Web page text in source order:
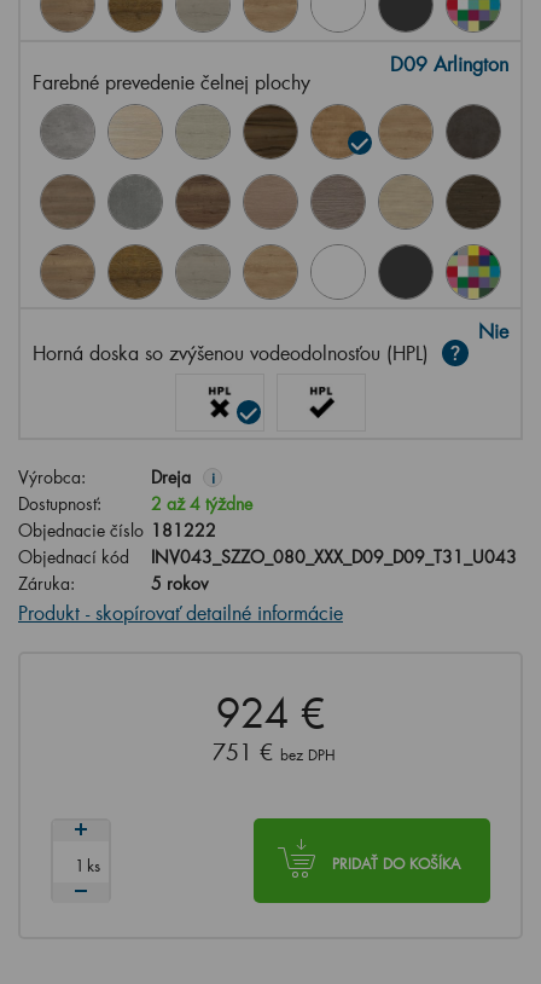
Farebné prevedenie čelnej plochy
D09 Arlington
Horná doska so zvýšenou vodeodolnosťou (HPL)
Nie
Výrobca: Dreja i
Dostupnosť:
2 až 4 týždne
Objednacie číslo 181222
Objednací kód
INV043_SZZO_080_XXX_D09_D09_T31_U043
Záruka:
5 rokov
Produkt - skopírovať detailné informácie
924 €
751 € bez DPH
PRIDAŤ DO KOŠÍKA
ks